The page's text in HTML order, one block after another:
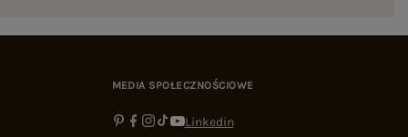
MEDIA SPOŁECZNOŚCIOWE
Linkedin